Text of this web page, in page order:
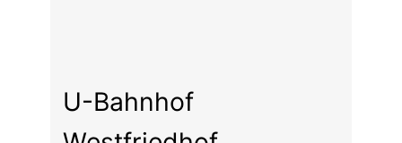
U-Bahnhof